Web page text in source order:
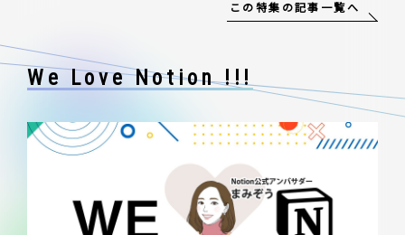
この特集の記事一覧へ
We Love Notion !!!